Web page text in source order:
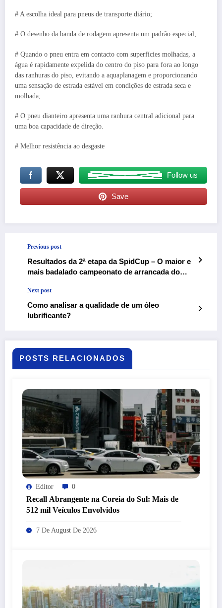
# A escolha ideal para pneus de transporte diário;
# O desenho da banda de rodagem apresenta um padrão especial;
# Quando o pneu entra em contacto com superfícies molhadas, a
água é rapidamente expelida do centro do piso para fora ao longo
das ranhuras do piso, evitando a aquaplanagem e proporcionando
uma sensação de estrada estável em condições de estrada seca e
molhada;
# O pneu dianteiro apresenta uma ranhura central adicional para
uma boa capacidade de direção.
# Melhor resistência ao desgaste
Follow us
Save
Previous post
Resultados da 2ª etapa da SpidCup – O maior e
mais badalado campeonato de arrancada do
Next post
Como analisar a qualidade de um óleo
lubrificante?
POSTS RELACIONADOS
Editor 0
Recall Abrangente na Coreia do Sul: Mais de
512 mil Veículos Envolvidos
7 De August De 2026